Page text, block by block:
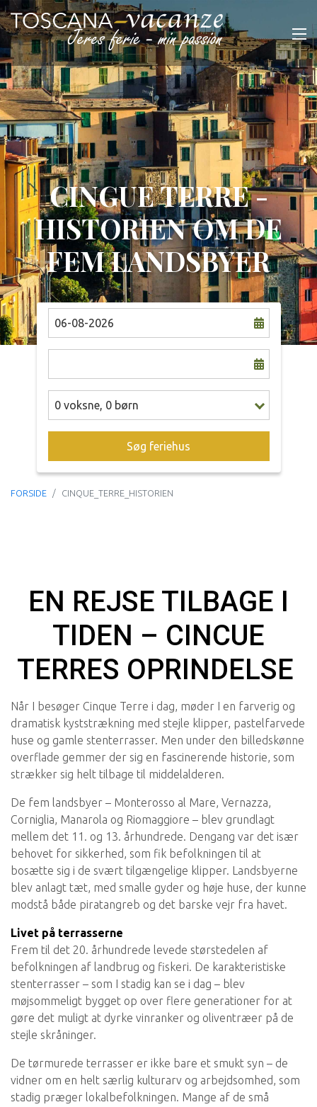
CINGUE TERRE -
HISTORIEN OM DE
FEM LANDSBYER
0 voksne, 0 børn
Søg feriehus
FORSIDE CINQUE_TERRE_HISTORIEN
EN REJSE TILBAGE I
TIDEN – CINCUE
TERRES OPRINDELSE
Når I besøger Cinque Terre i dag, møder I en farverig og
dramatisk kyststrækning med stejle klipper, pastelfarvede
huse og gamle stenterrasser. Men under den billedskønne
overflade gemmer der sig en fascinerende historie, som
strækker sig helt tilbage til middelalderen.
De fem landsbyer – Monterosso al Mare, Vernazza,
Corniglia, Manarola og Riomaggiore – blev grundlagt
mellem det 11. og 13. århundrede. Dengang var det især
behovet for sikkerhed, som fik befolkningen til at
bosætte sig i de svært tilgængelige klipper. Landsbyerne
blev anlagt tæt, med smalle gyder og høje huse, der kunne
modstå både piratangreb og det barske vejr fra havet.
Livet på terrasserne
Frem til det 20. århundrede levede størstedelen af
befolkningen af landbrug og fiskeri. De karakteristiske
stenterrasser – som I stadig kan se i dag – blev
møjsommeligt bygget op over flere generationer for at
gøre det muligt at dyrke vinranker og oliventræer på de
stejle skråninger.
De tørmurede terrasser er ikke bare et smukt syn – de
vidner om en helt særlig kulturarv og arbejdsomhed, som
stadig præger lokalbefolkningen. Mange af de små